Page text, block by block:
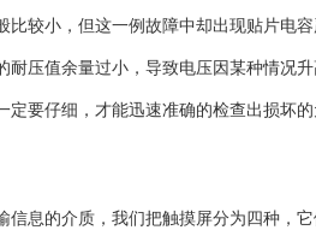
小，但这一例故障中却出现贴片电
压值余量过小，导致电压因某种情况
要仔细，才能迅速准确的检查出损坏
的介质，我们把触摸屏分为四种，